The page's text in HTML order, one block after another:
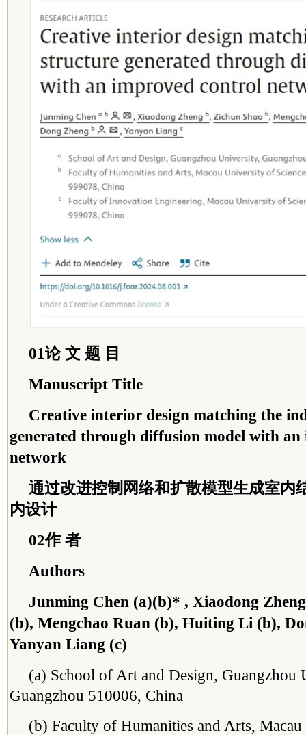
01论 文 题 目
Manuscript Title
Creative interior design matching the
generated through diffusion model with
network
通过改进控制网络和扩散模型生成室内
内设计
02作 者
Authors
Junming Chen (a)(b)* , Xiaodong
(b), Mengchao Ruan (b), Huiting Li (b),
Yanyan Liang (c)
(a) School of Art and Design, Guangzhou
Guangzhou 510006, China
(b) Faculty of Humanities and Arts,